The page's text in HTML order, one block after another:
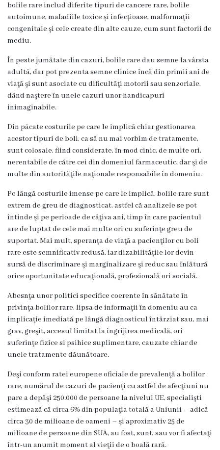
C
o
n
t
a
c
t
e
S
e
r
v
i
c
i
i
ș
i
C
o
m
i
s
i
i
bolile rare includ diferite tipuri de cancere rare, bolile
autoimune, maladiile toxice și infecțioase, malformaţii
congenitale şi cele create din alte cauze, cum sunt factorii de
mediu.
În peste jumătate din cazuri, bolile rare dau semne la vârsta
adultă, dar pot prezenta semne clinice încă din primii ani de
viaţă şi sunt asociate cu dificultăţi motorii sau senzoriale,
dând naştere în unele cazuri unor handicapuri
inimaginabile.
Din păcate costurile pe care le implică chiar gestionarea
acestor tipuri de boli, ca să nu mai vorbim de tratamente,
sunt colosale, fiind considerate, în mod cinic, de multe ori,
nerentabile de către cei din domeniul farmaceutic, dar şi de
multe din autorităţile naţionale responsabile în domeniu.
Pe lângă costurile imense pe care le implică, bolile rare sunt
extrem de greu de diagnosticat, astfel că analizele se pot
întinde şi pe perioade de câţiva ani, timp în care pacientul
are de luptat de cele mai multe ori cu suferinţe greu de
suportat. Mai mult, speranţa de viaţă a pacienţilor cu boli
rare este semnificativ redusă, iar dizabilităţile lor devin
sursă de discriminare şi marginalizare şi reduc sau înlătură
orice oportunitate educaţională, profesională ori socială.
Abesnţa unor politici specifice coerente în sănătate în
privinţa bolilor rare, lipsa de informaţii în domeniu au ca
implicaţie imediată pe lângă diagnosticul întârziat sau, mai
grav, greşit, accesul limitat la îngrijirea medicală, ori
suferinţe fizice si psihice suplimentare, cauzate chiar de
unele tratamente dăunătoare.
Deşi conform ratei europene oficiale de prevalenţă a bolilor
rare, numărul de cazuri de pacienţi cu astfel de afecţiuni nu
pare a depăşi 250.000 de persoane la nivelul UE, specialişti
estimează că circa 6% din populaţia totală a Uniunii – adică
circa 30 de milioane de oameni – şi aproximativ 25 de
milioane de persoane din SUA, au fost, sunt, sau vor fi afectaţi
într-un anumit moment al vieţii de o boală rară.